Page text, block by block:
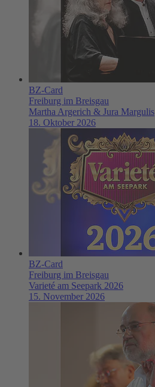
BZ-Card
Freiburg im Breisgau
Martha Argerich & Jura Margulis
18. Oktober 2026
BZ-Card
Freiburg im Breisgau
Varieté am Seepark 2026
15. November 2026